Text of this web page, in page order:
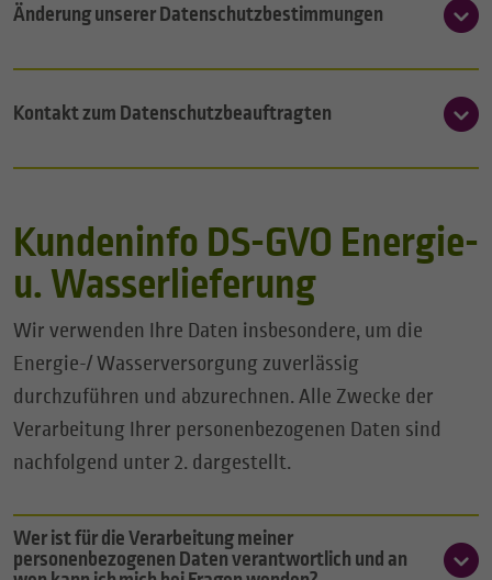
Änderung unserer Datenschutzbestimmungen
Kontakt zum Datenschutzbeauftragten
Kundeninfo DS-GVO Energie-
u. Wasserlieferung
Wir verwenden Ihre Daten insbesondere, um die
Energie-/ Wasserversorgung zuverlässig
durchzuführen und abzurechnen. Alle Zwecke der
Verarbeitung Ihrer personenbezogenen Daten sind
nachfolgend unter 2. dargestellt.
Wer ist für die Verarbeitung meiner
personenbezogenen Daten verantwortlich und an